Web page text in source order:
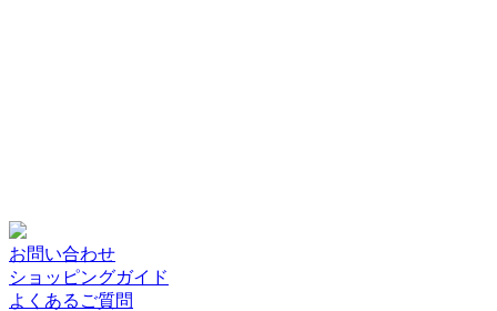
お問い合わせ
ショッピングガイド
よくあるご質問